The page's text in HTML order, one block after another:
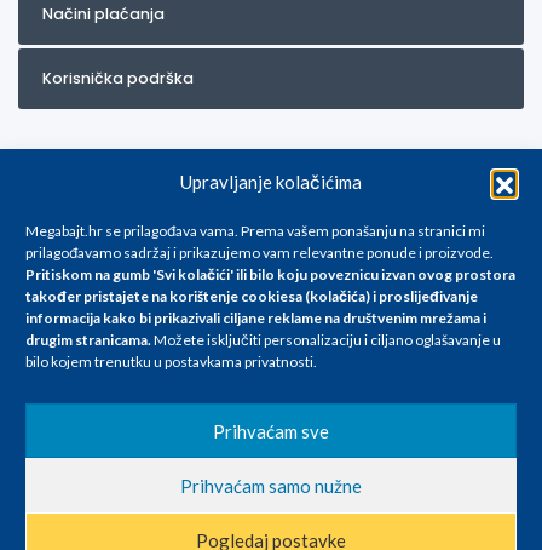
Upravljanje kolačićima
Megabajt.hr se prilagođava vama. Prema vašem ponašanju na stranici mi
prilagođavamo sadržaj i prikazujemo vam relevantne ponude i proizvode.
Pritiskom na gumb 'Svi kolačići' ili bilo koju poveznicu izvan ovog prostora
također pristajete na korištenje cookiesa (kolačića) i proslijeđivanje
informacija kako bi prikazivali ciljane reklame na društvenim mrežama i
drugim stranicama.Možete isključiti personalizaciju i ciljano oglašavanje u
bilo kojem trenutku u postavkama privatnosti.
Prihvaćam sve
Prihvaćam samo nužne
Pogledaj postavke
Načini plaćanja
Korisnička podrška
Za artikle kojih trenutno nema u ponudi obratite nam se na
info@megabajt.hr. Sve cijene su informativnog karaktera i podložne su
promjenama, a
iskazane su za avansno plaćanje(gotovina) u Eurima i uključuju PDV. Sve
se razlikovati od cijena u našim poslovnicama. Trudimo se dati što bolji
i točniji opis i sliku. Unatoč tome, ne možemo garantirati da su svi
nastale u opisu proizvoda, greške prilikom štampanja te promjene
cijena.